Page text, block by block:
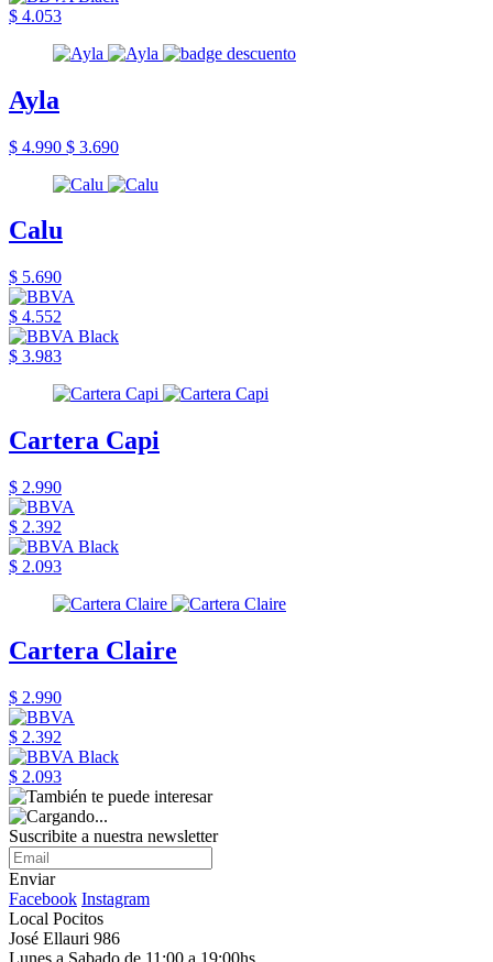
$ 4.053
Ayla
$ 4.990 $ 3.690
Calu
$ 5.690
$ 4.552
$ 3.983
Cartera Capi
$ 2.990
$ 2.392
$ 2.093
Cartera Claire
$ 2.990
$ 2.392
$ 2.093
Suscribite a nuestra newsletter
Enviar
Facebook Instagram
Local Pocitos
José Ellauri 986
Lunes a Sabado de 11:00 a 19:00hs